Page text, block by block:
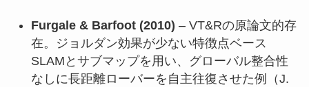
Furgale & Barfoot (2010) – VT&Rの原論文的存
在。ジョルダン効果が少ない特徴点ベース
SLAMとサブマップを用い、グローバル整合性
なしに長距離ローバーを自主往復させた例（J.